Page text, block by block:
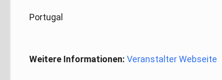
Portugal
Weitere Informationen: Veranstalter Webseite